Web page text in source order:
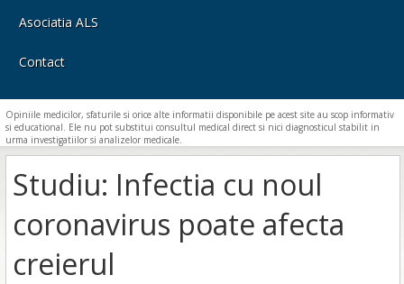
Asociatia ALS
Contact
Opiniile medicilor, sfaturile si orice alte informatii disponibile pe acest site au scop informativ
si educational. Ele nu pot substitui consultul medical direct si nici diagnosticul stabilit in
urma investigatiilor si analizelor medicale.
Studiu: Infectia cu noul
coronavirus poate afecta
creierul